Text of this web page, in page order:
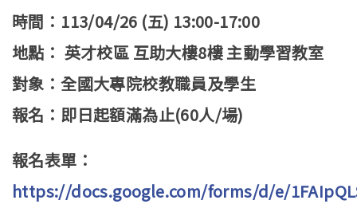
時間：113/04/26 (五) 13:00-17:00
地點： 英才校區 互助大樓8樓 主動學習教室
對象：全國大專院校教職員及學生
報名：即日起額滿為止(60人/場)
報名表單：
https://docs.google.com/forms/d/e/